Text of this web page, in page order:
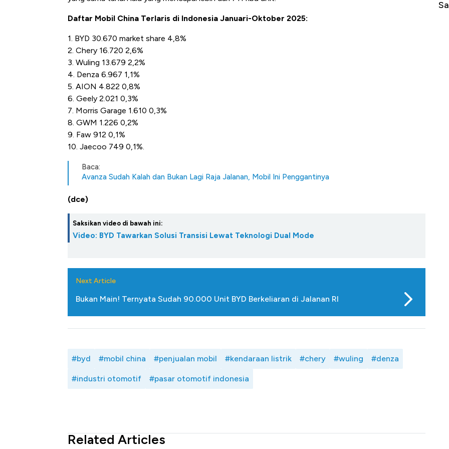
Daftar Mobil China Terlaris di Indonesia Januari-Oktober 2025:
1. BYD 30.670 market share 4,8%
2. Chery 16.720 2,6%
3. Wuling 13.679 2,2%
4. Denza 6.967 1,1%
5. AION 4.822 0,8%
6. Geely 2.021 0,3%
7. Morris Garage 1.610 0,3%
8. GWM 1.226 0,2%
9. Faw 912 0,1%
10. Jaecoo 749 0,1%.
Baca:
Avanza Sudah Kalah dan Bukan Lagi Raja Jalanan, Mobil Ini Penggantinya
(dce)
Saksikan video di bawah ini:
Video: BYD Tawarkan Solusi Transisi Lewat Teknologi Dual Mode
Next Article
Bukan Main! Ternyata Sudah 90.000 Unit BYD Berkeliaran di Jalanan RI
#byd #mobil china #penjualan mobil #kendaraan listrik #chery #wuling #denza
#industri otomotif #pasar otomotif indonesia
Related Articles
di Jaman Dulu